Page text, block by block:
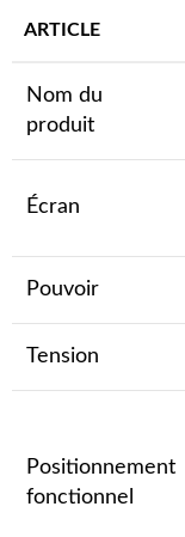
ARTICLE
Nom du
produit
Écran
Pouvoir
Tension
Positionnement
fonctionnel